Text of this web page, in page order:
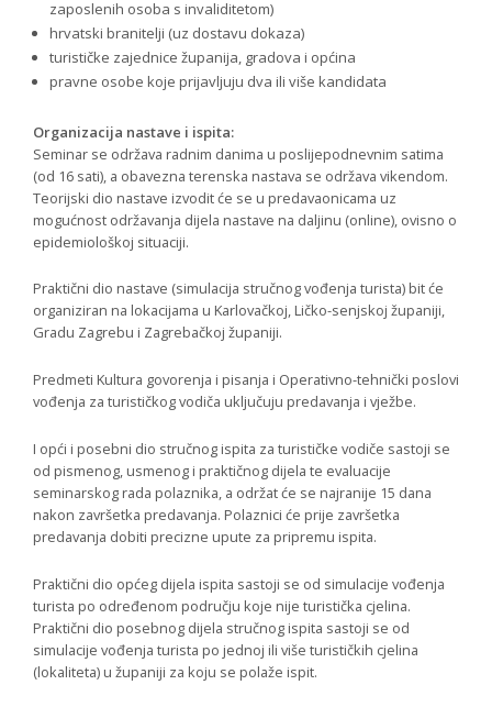
zaposlenih osoba s invaliditetom)
hrvatski branitelji (uz dostavu dokaza)
turističke zajednice županija, gradova i općina
pravne osobe koje prijavljuju dva ili više kandidata
Organizacija nastave i ispita:
Seminar se održava radnim danima u poslijepodnevnim satima
(od 16 sati), a obavezna terenska nastava se održava vikendom.
Teorijski dio nastave izvodit će se u predavaonicama uz
mogućnost održavanja dijela nastave na daljinu (online), ovisno o
epidemiološkoj situaciji.
Praktični dio nastave (simulacija stručnog vođenja turista) bit će
organiziran na lokacijama u Karlovačkoj, Ličko-senjskoj županiji,
Gradu Zagrebu i Zagrebačkoj županiji.
Predmeti Kultura govorenja i pisanja i Operativno-tehnički poslovi
vođenja za turističkog vodiča uključuju predavanja i vježbe.
I opći i posebni dio stručnog ispita za turističke vodiče sastoji se
od pismenog, usmenog i praktičnog dijela te evaluacije
seminarskog rada polaznika, a održat će se najranije 15 dana
nakon završetka predavanja. Polaznici će prije završetka
predavanja dobiti precizne upute za pripremu ispita.
Praktični dio općeg dijela ispita sastoji se od simulacije vođenja
turista po određenom području koje nije turistička cjelina.
Praktični dio posebnog dijela stručnog ispita sastoji se od
simulacije vođenja turista po jednoj ili više turističkih cjelina
(lokaliteta) u županiji za koju se polaže ispit.